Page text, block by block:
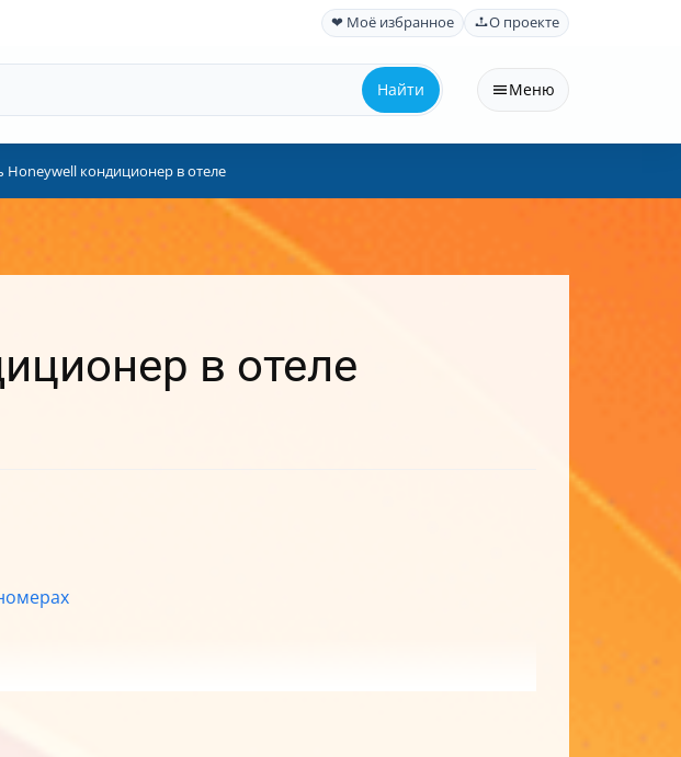
❤ Моё избранное О проекте
Найти Меню
Honeywell кондиционер в отеле
в отеле